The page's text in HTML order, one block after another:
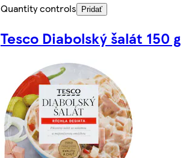
Quantity controls
Pridať
Tesco Diabolský šalát 150 g